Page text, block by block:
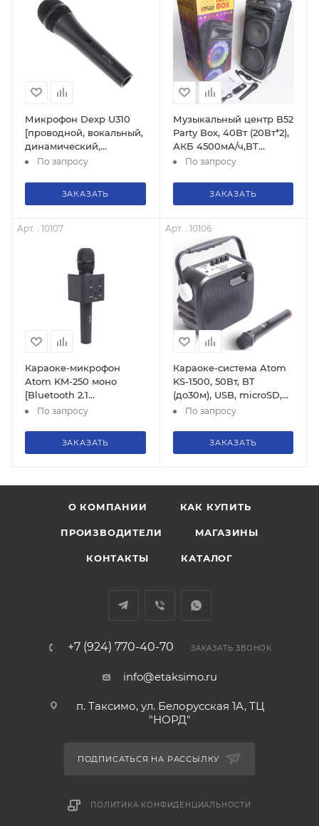
Микрофон Dexp U310
[проводной, вокальный,
динамический,
кардиоидный,
15000Гц
По запросу
ЗАКАЗАТЬ
Музыкальный центр B52
Party Box, 40Вт (20Вт*2),
АКБ 4500мА/ч,BT
(до10м), USB, FM,
По запросу
ЗАКАЗАТЬ
Арт. : 10107
Караоке-микрофон
Atom KM-250 моно
[Bluetooth 2.1
расстоянии до 10м,
Частотный диапазон
100 Гц-10 кГц)
По запросу
ЗАКАЗАТЬ
Арт. : 10106
Караоке-система Atom
KS-1500, 50Вт, BT
(до30м), USB, microSD,
AUX, беспр.микроф.
По запросу
ЗАКАЗАТЬ
О КОМПАНИИ КАК КУПИТЬ
ПРОИЗВОДИТЕЛИ МАГАЗИНЫ
КОНТАКТЫ КАТАЛОГ
+7 (924) 770-40-70 ЗАКАЗАТЬ ЗВОНОК
info@etaksimo.ru
п. Таксимо, ул. Белорусская 1А, ТЦ
"НОРД"
ПОДПИСАТЬСЯ НА РАССЫЛКУ
ПОЛИТИКА КОНФИДЕНЦИАЛЬНОСТИ